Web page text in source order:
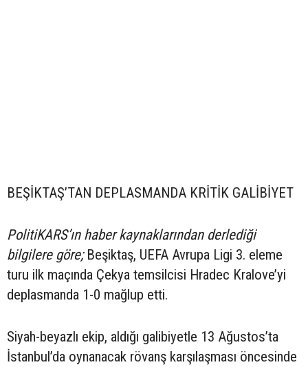
BEŞİKTAŞ’TAN DEPLASMANDA KRİTİK GALİBİYET
PolitiKARS’ın haber kaynaklarından derlediği
bilgilere göre;Beşiktaş, UEFA Avrupa Ligi 3. eleme
turu ilk maçında Çekya temsilcisi Hradec Kralove’yi
deplasmanda 1-0 mağlup etti.
Siyah-beyazlı ekip, aldığı galibiyetle 13 Ağustos’ta
İstanbul’da oynanacak rövanş karşılaşması öncesinde